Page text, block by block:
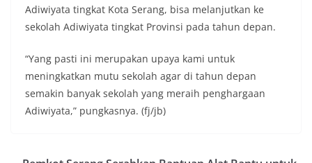
Adiwiyata tingkat Kota Serang, bisa melanjutkan ke
sekolah Adiwiyata tingkat Provinsi pada tahun depan.
“Yang pasti ini merupakan upaya kami untuk
meningkatkan mutu sekolah agar di tahun depan
semakin banyak sekolah yang meraih penghargaan
Adiwiyata,” pungkasnya. (fj/jb)